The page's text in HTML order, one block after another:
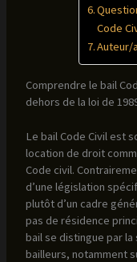
Code
Auteur/
Comprendre le bail
dehors de la loi de
Le bail Code Civil est
location de droit
Code civil.
d’une législation
plutôt d’un cadre
pas de résidence
bail se distingue par
bailleurs, notamment